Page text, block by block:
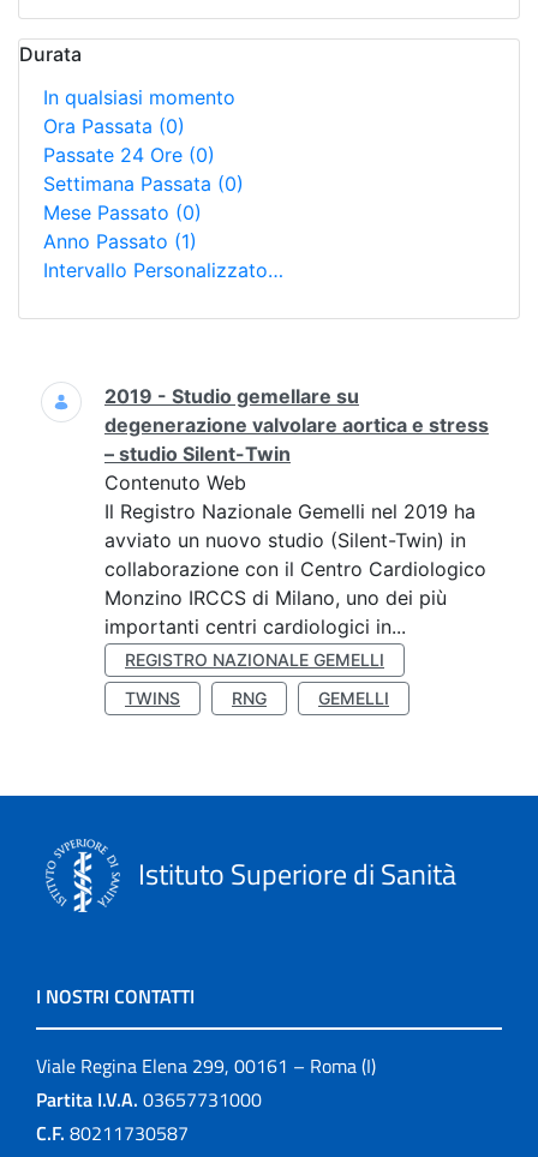
Durata
In qualsiasi momento
Ora Passata (0)
Passate 24 Ore (0)
Settimana Passata (0)
Mese Passato (0)
Anno Passato (1)
Intervallo Personalizzato…
Ricerca
2019 - Studio gemellare su
degenerazione valvolare aortica e stress
– studio Silent-Twin
Contenuto Web
Il Registro Nazionale Gemelli nel 2019 ha
avviato un nuovo studio (Silent-Twin) in
collaborazione con il Centro Cardiologico
Monzino IRCCS di Milano, uno dei più
importanti centri cardiologici in...
REGISTRO NAZIONALE GEMELLI
TWINS
RNG GEMELLI
Istituto Superiore di Sanità
I NOSTRI CONTATTI
Viale Regina Elena 299, 00161 – Roma (I)
Partita I.V.A. 03657731000
C.F. 80211730587